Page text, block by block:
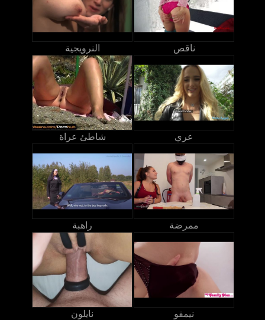
النرويجية ناقص
شاطئ عراة عري
راهبة ممرضة
نايلون نيمفو